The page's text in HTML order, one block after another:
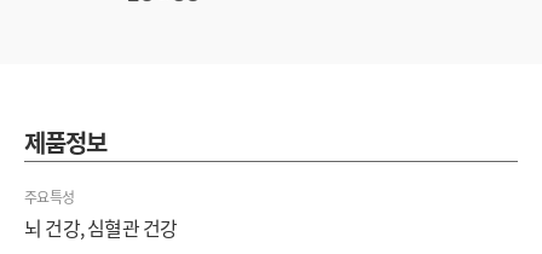
제품정보
주요특성
뇌 건강, 심혈관 건강